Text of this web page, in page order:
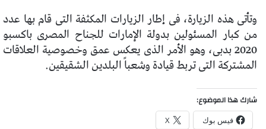
وتأتى هذه الزيارة، فى إطار الزيارات المكثفة التى قام بها عدد
من كبار المسئولين بدولة الإمارات للجناح المصرى باكسبو
2020 بدبى، وهو الأمر الذى يعكس عمق وخصوصية العلاقات
المشتركة التى تربط قيادة وشعباً البلدين الشقيقين.
شارك هذا الموضوع:
فيس بوك X